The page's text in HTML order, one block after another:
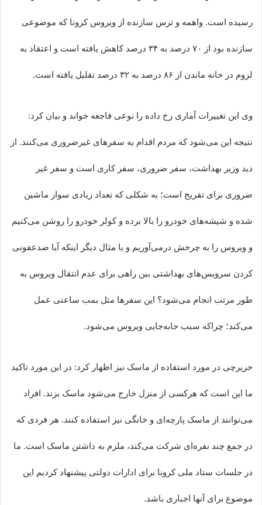
رسیده است. واهمه و ترس سازنده از ویروس کرونا که موضوعی
سازنده بود از ۷۰ درصد به ۳۴ درصد کاهش یافته است و اعتقاد به
لزوم در خانه ماندن از ۸۶ درصد به ۳۲ درصد تقلیل یافته است.
وی این تغییرات آماری رخ داده را نوعی فاجعه خواند و بیان کرد:
نتیجه این می‌شود که مردم اقدام به سفرهای غیرضروری می‌کنند. از
دید وزیر بهداشت، سفر ضروری، سفر کاری است و سفر غیر
ضروری برای تفریح است؛ به شکلی که تعداد زیادی سوار ماشین
شده و شیشه‌های خودرو را بالا برده و کولر خودرو را روشن می‌کنیم
و ویروس را به چرخش درمی‌آوریم و یا مثال دیگر اینکه آیا ضدعفونی
کردن سرویس‌های بهداشتی بین راهی برای عدم انتقال ویروس به
طور مرتب انجام می‌شود؟ این سفرها مثل بمب ساعتی عمل
می‌کند؛ چراکه سبب جابه‌جایی ویروس می‌شود.
حریرچی در مورد استفاده از ماسک نیز اظهار کرد: در این مورد تاکید
ما این است که هرکسی از منزل خارج می‌شود ماسک بزند. افراد
می‌توانند از ماسک پارچه‌ای و خانگی نیز استفاده کنند. هر فردی که
در جمع چند نفره‌ای شرکت می‌کند، ملزم به داشتن ماسک است. ما
در جلسات ستاد ملی کرونا برای ادارات دولتی پیشنهاد کردیم این
موضوع برای آنها اجباری باشد.